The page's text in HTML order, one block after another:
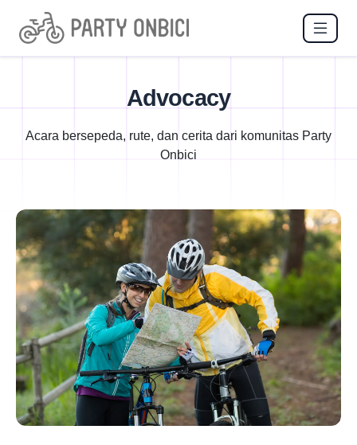
Advocacy
Acara bersepeda, rute, dan cerita dari komunitas Party
Onbici